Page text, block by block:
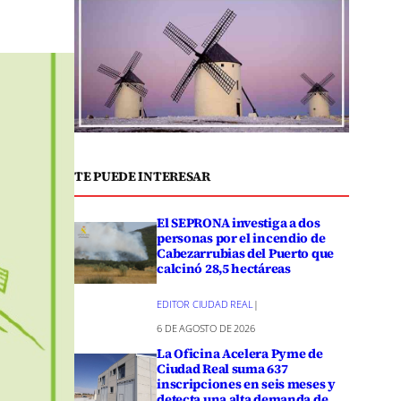
TE PUEDE INTERESAR
El SEPRONA investiga a dos
personas por el incendio de
Cabezarrubias del Puerto que
calcinó 28,5 hectáreas
EDITOR CIUDAD REAL|
6 DE AGOSTO DE 2026
La Oficina Acelera Pyme de
Ciudad Real suma 637
inscripciones en seis meses y